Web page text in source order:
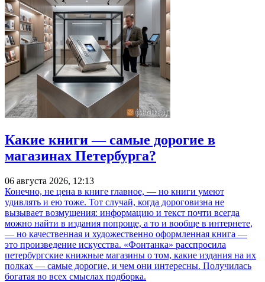
Какие книги — самые дорогие в
магазинах Петербурга?
06 августа 2026, 12:13
Конечно, не цена в книге главное, — но книги умеют
удивлять и ею тоже. Тот случай, когда дороговизна не
вызывает возмущения: информацию и текст почти всегда
можно найти в издания попроще, а то и вообще в интернете,
— но качественная и художественно оформленная книга —
это произведение искусства. «Фонтанка» расспросила
петербургские книжные магазины о том, какие издания на их
полках — самые дорогие, и чем они интересны. Получилась
богатая во всех смыслах подборка.